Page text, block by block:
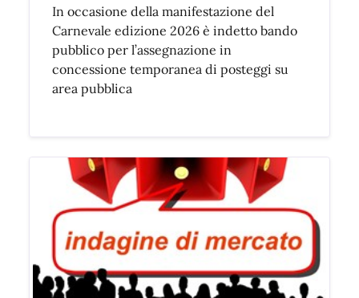
In occasione della manifestazione del
Carnevale edizione 2026 è indetto bando
pubblico per l’assegnazione in
concessione temporanea di posteggi su
area pubblica